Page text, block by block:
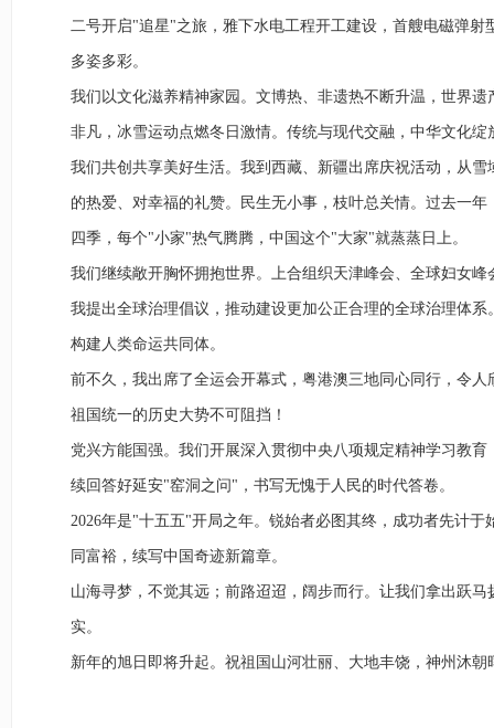
二号开启"追星"之旅，雅下水电工程开工建设，首艘电磁弹
多姿多彩。
我们以文化滋养精神家园。文博热、非遗热不断升温，世界
非凡，冰雪运动点燃冬日激情。传统与现代交融，中华文化绽
我们共创共享美好生活。我到西藏、新疆出席庆祝活动，从
的热爱、对幸福的礼赞。民生无小事，枝叶总关情。过去一
四季，每个"小家"热气腾腾，中国这个"大家"就蒸蒸日上。
我们继续敞开胸怀拥抱世界。上合组织天津峰会、全球妇女
我提出全球治理倡议，推动建设更加公正合理的全球治理体
构建人类命运共同体。
前不久，我出席了全运会开幕式，粤港澳三地同心同行，令
祖国统一的历史大势不可阻挡！
党兴方能国强。我们开展深入贯彻中央八项规定精神学习教
续回答好延安"窑洞之问"，书写无愧于人民的时代答卷。
2026年是"十五五"开局之年。锐始者必图其终，成功者先计
同富裕，续写中国奇迹新篇章。
山海寻梦，不觉其远；前路迢迢，阔步而行。让我们拿出跃
实。
新年的旭日即将升起。祝祖国山河壮丽、大地丰饶，神州沐